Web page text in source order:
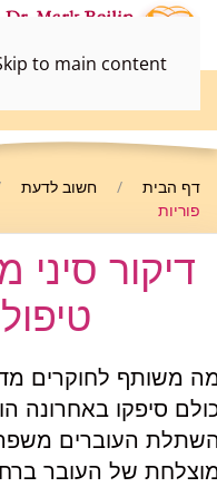
to main content
דף הבית חשוב לדעת
פוריות
דיקור
משותף לחוקרים
סיפקו באחרונה
העוברים
של העובר